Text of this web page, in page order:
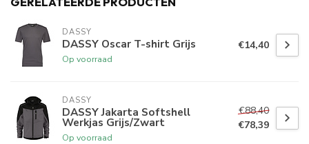
DASSY
DASSY Oscar T-shirt Grijs
Op voorraad
€14,40
DASSY
DASSY Jakarta Softshell
Werkjas Grijs/Zwart
Op voorraad
€88,40
€78,39